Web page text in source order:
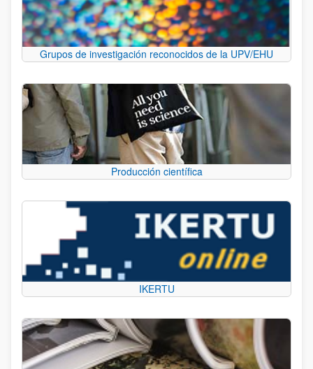
Grupos de investigación reconocidos de la UPV/EHU
Producción científica
IKERTU